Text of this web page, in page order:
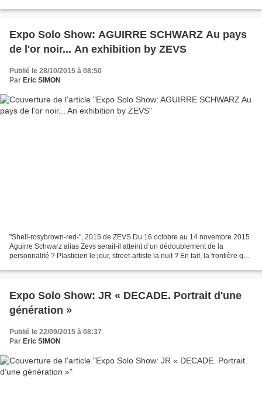
Expo Solo Show: AGUIRRE SCHWARZ Au pays
de l'or noir... An exhibition by ZEVS
Publié le 28/10/2015 à 08:50
Par Eric SIMON
"Shell-rosybrown-red-", 2015 de ZEVS Du 16 octobre au 14 novembre 2015
Aguirre Schwarz alias Zevs serait-il atteint d’un dédoublement de la
personnalité́ ? Plasticien le jour, street-artiste la nuit ? En fait, la frontière qui
Expo Solo Show: JR « DECADE. Portrait d'une
génération »
Publié le 22/09/2015 à 08:37
Par Eric SIMON